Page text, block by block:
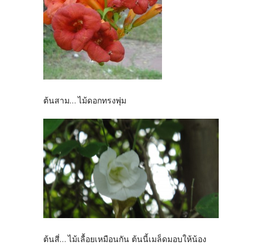
ต้นสาม... ไม้ดอกทรงพุ่ม
ต้นสี่... ไม้เลื้อยเหมือนกัน ต้นนี้เมล็ดมอบให้น้อง